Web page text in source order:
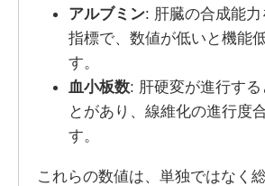
アルブミン: 肝臓の合成能
指標で、数値が低いと機能
す。
血小板数: 肝硬変が進行する
とがあり、線維化の進行度
す。
これらの数値は、単独ではなく